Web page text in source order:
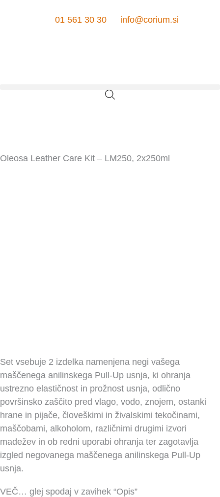
01 561 30 30 info@corium.si
Oleosa Leather Care Kit – LM250, 2x250ml
Set vsebuje 2 izdelka namenjena negi vašega
maščenega anilinskega Pull-Up usnja, ki ohranja
ustrezno elastičnost in prožnost usnja, odlično
površinsko zaščito pred vlago, vodo, znojem, ostanki
hrane in pijače, človeškimi in živalskimi tekočinami,
maščobami, alkoholom, različnimi drugimi izvori
madežev in ob redni uporabi ohranja ter zagotavlja
izgled negovanega maščenega anilinskega Pull-Up
usnja.
VEČ… glej spodaj v zavihek “Opis”